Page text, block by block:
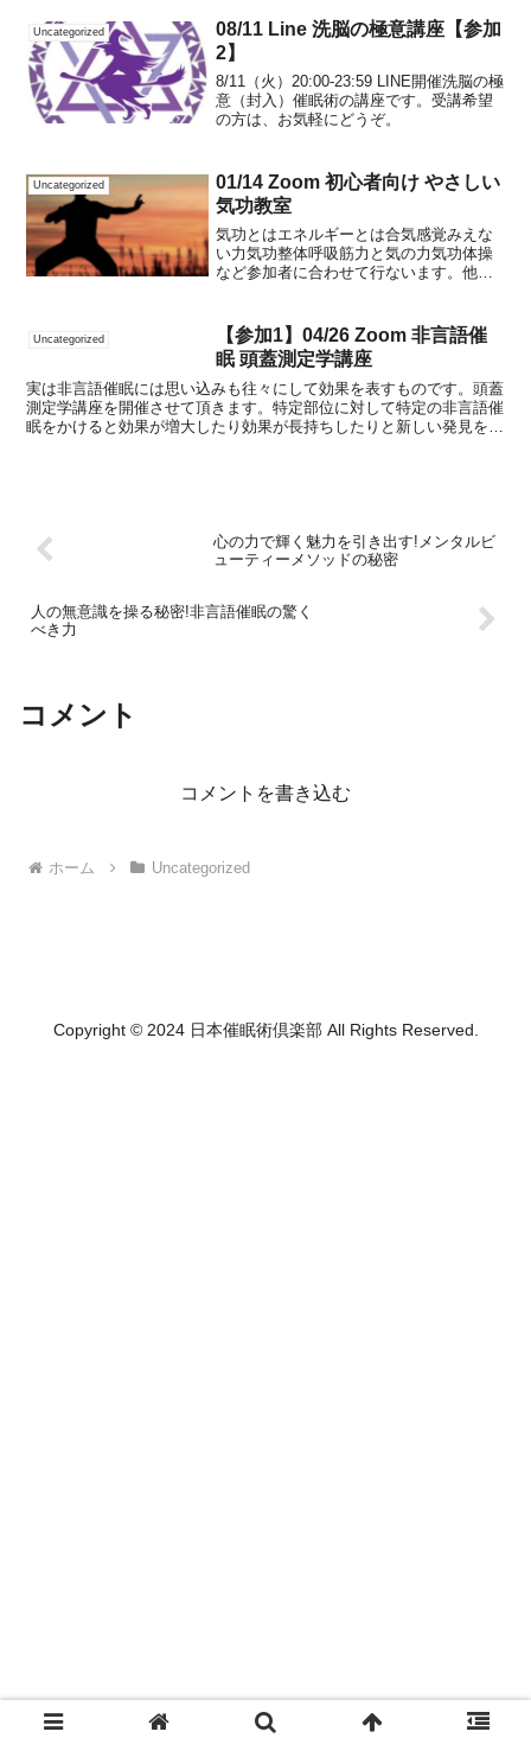
Uncategorized
08/11 Line 洗脳の極意講座【参加
2】
8/11（火）20:00-23:59 LINE開催洗脳の極
意（封入）催眠術の講座です。受講希望
の方は、お気軽にどうぞ。
Uncategorized
01/14 Zoom 初心者向け やさしい
気功教室
気功とはエネルギーとは合気感覚みえな
い力気功整体呼吸筋力と気の力気功体操
など参加者に合わせて行ないます。他の
すぐれない方興味がある方【受講料】
５,０００円【受講資格...
Uncategorized
【参加1】04/26 Zoom 非言語催
眠 頭蓋測定学講座
実は非言語催眠には思い込みも往々にして効果を表すものです。頭蓋
測定学講座を開催させて頂きます。特定部位に対して特定の非言語催
眠をかけると効果が増大したり効果が長持ちしたりと新しい発見を得
心の力で輝く魅力を引き出す!メンタルビ
ューティーメソッドの秘密
人の無意識を操る秘密!非言語催眠の驚く
べき力
コメント
コメントを書き込む
ホーム Uncategorized
Copyright © 2024 日本催眠術倶楽部 All Rights Reserved.